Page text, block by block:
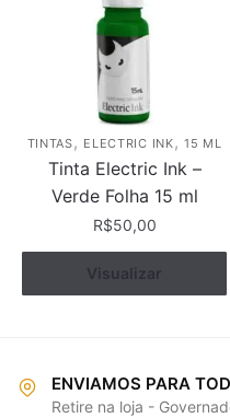
TINTAS, ELECTRIC INK,15 ML
Tinta Electric Ink –
Verde Folha 15 ml
R$50,00
Comprar
Visualizar
ENVIAMOS PARA
Retire na loja -